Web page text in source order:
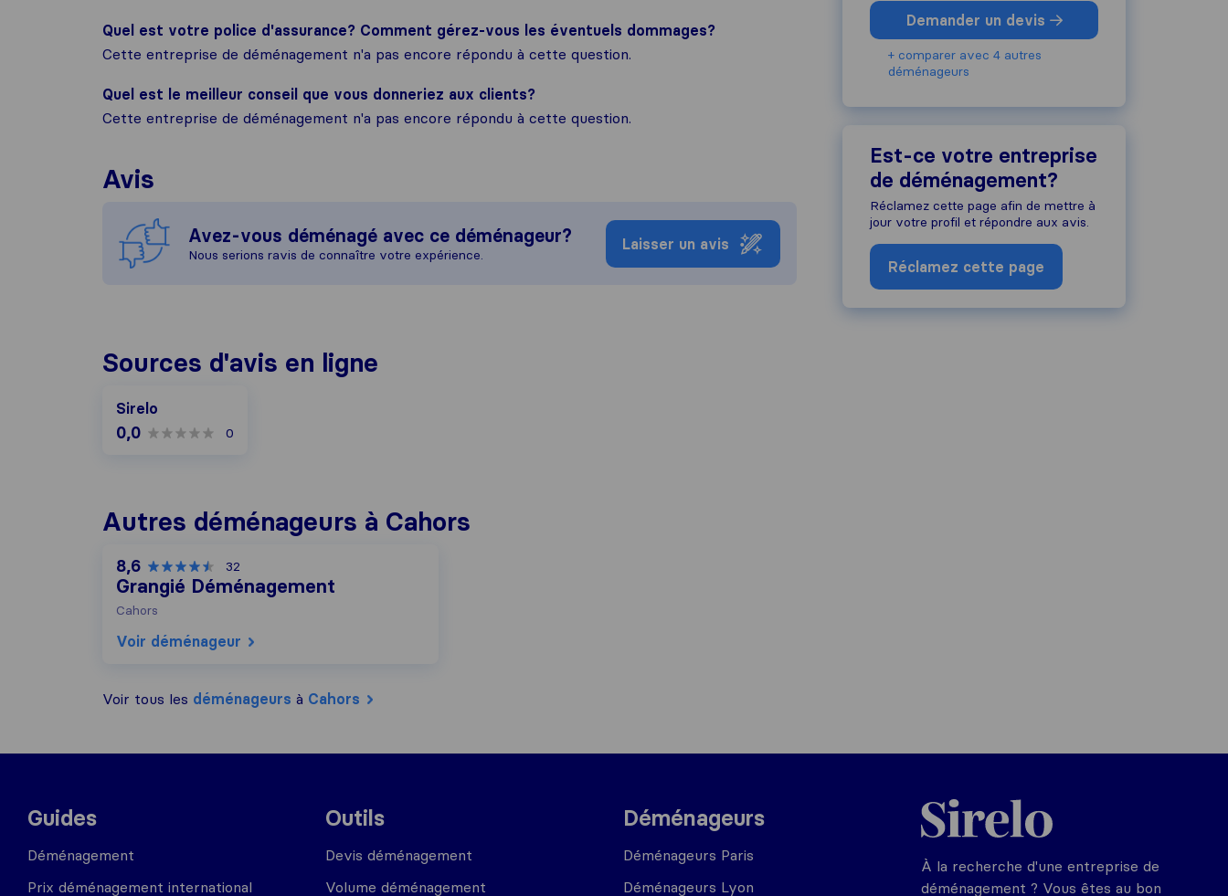
Quel est votre police d'assurance? Comment gérez-vous les éventuels dommages?
Cette entreprise de déménagement n'a pas encore répondu à cette question.
Quel est le meilleur conseil que vous donneriez aux clients?
Cette entreprise de déménagement n'a pas encore répondu à cette question.
Avis
Avez-vous déménagé avec ce déménageur?
Nous serions ravis de connaître votre expérience.
Laisser un avis
Demander un devis
+ comparer avec 4 autres
déménageurs
Est-ce votre entreprise
de déménagement?
Réclamez cette page afin de mettre à
jour votre profil et répondre aux avis.
Réclamez cette page
Sources d'avis en ligne
Sirelo
0,0 0
Autres déménageurs à Cahors
8,6 32
Grangié Déménagement
Cahors
Voir déménageur
Voir tous les déménageurs à Cahors
Guides
Déménagement
Prix déménagement international
Outils
Devis déménagement
Volume déménagement
Déménageurs
Déménageurs Paris
Déménageurs Lyon
Sirelo.fr
À la recherche d'une entreprise de
déménagement ? Vous êtes au bon